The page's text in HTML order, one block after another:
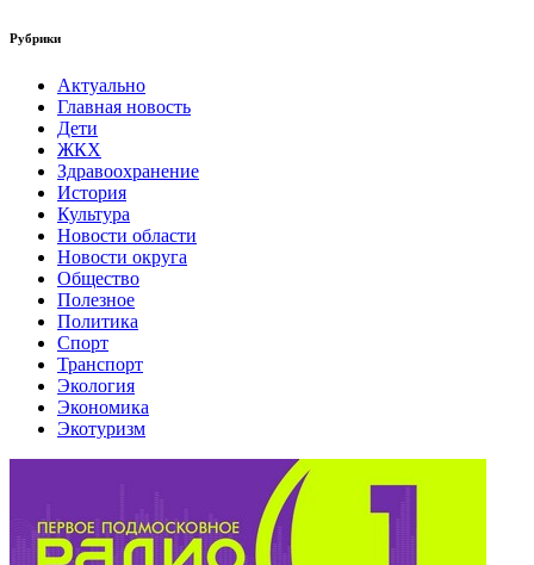
Рубрики
Актуально
Главная новость
Дети
ЖКХ
Здравоохранение
История
Культура
Новости области
Новости округа
Общество
Полезное
Политика
Спорт
Транспорт
Экология
Экономика
Экотуризм